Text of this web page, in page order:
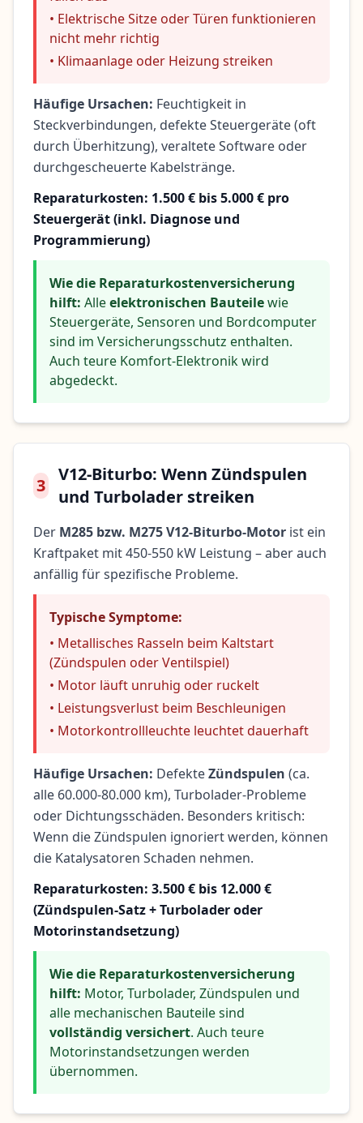
• Elektrische Sitze oder Türen funktionieren
nicht mehr richtig
• Klimaanlage oder Heizung streiken
Häufige Ursachen: Feuchtigkeit in
Steckverbindungen, defekte Steuergeräte (oft
durch Überhitzung), veraltete Software oder
durchgescheuerte Kabelstränge.
Reparaturkosten: 1.500 € bis 5.000 € pro
Steuergerät (inkl. Diagnose und
Programmierung)
Wie die Reparaturkostenversicherung
hilft: Alleelektronischen Bauteilewie
Steuergeräte, Sensoren und Bordcomputer
sind im Versicherungsschutz enthalten.
Auch teure Komfort-Elektronik wird
abgedeckt.
3
V12-Biturbo: Wenn Zündspulen
und Turbolader streiken
Der M285 bzw. M275 V12-Biturbo-Motor ist ein
Kraftpaket mit 450-550 kW Leistung – aber auch
anfällig für spezifische Probleme.
Typische Symptome:
• Metallisches Rasseln beim Kaltstart
(Zündspulen oder Ventilspiel)
• Motor läuft unruhig oder ruckelt
• Leistungsverlust beim Beschleunigen
• Motorkontrollleuchte leuchtet dauerhaft
Häufige Ursachen: DefekteZündspulen (ca.
alle 60.000-80.000 km), Turbolader-Probleme
oder Dichtungsschäden. Besonders kritisch:
Wenn die Zündspulen ignoriert werden, können
die Katalysatoren Schaden nehmen.
Reparaturkosten: 3.500 € bis 12.000 €
(Zündspulen-Satz + Turbolader oder
Motorinstandsetzung)
Wie die Reparaturkostenversicherung
hilft: Motor, Turbolader, Zündspulen und
alle mechanischen Bauteile sind
vollständig versichert. Auch teure
Motorinstandsetzungen werden
übernommen.